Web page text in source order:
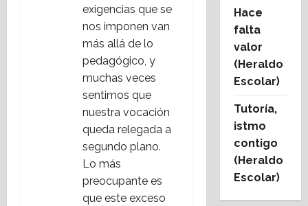
exigencias que se
nos imponen van
más allá de lo
pedagógico, y
muchas veces
sentimos que
nuestra vocación
queda relegada a
segundo plano.
Lo más
preocupante es
que este exceso
Hace
falta
valor
(Heraldo
Escolar)
Tutoría,
istmo
contigo
(Heraldo
Escolar)